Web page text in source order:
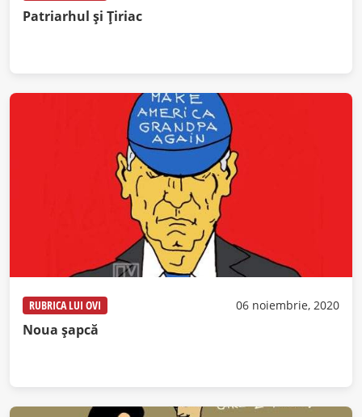
Patriarhul și Țiriac
RUBRICA LUI OVI 06 noiembrie, 2020
Noua șapcă